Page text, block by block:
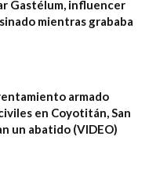
Gastélum, influencer
mientras grababa
armado
en Coyotitán, San
un abatido (VIDEO)